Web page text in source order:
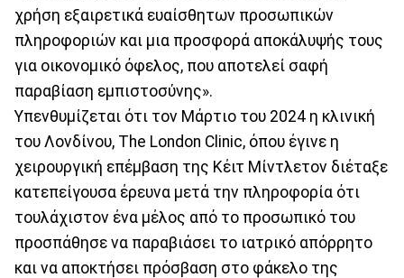
χρήση εξαιρετικά ευαίσθητων προσωπικών
πληροφοριών και μια προσφορά αποκάλυψής τους
για οικονομικό όφελος, που αποτελεί σαφή
παραβίαση εμπιστοσύνης».
Υπενθυμίζεται ότι τον Μάρτιο του 2024 η κλινική
του Λονδίνου, The London Clinic, όπου έγινε η
χειρουργική επέμβαση της Κέιτ Μίντλετον διέταξε
κατεπείγουσα έρευνα μετά την πληροφορία ότι
τουλάχιστον ένα μέλος από το προσωπικό του
προσπάθησε να παραβιάσει το ιατρικό απόρρητο
και να αποκτήσει πρόσβαση στο φάκελο της